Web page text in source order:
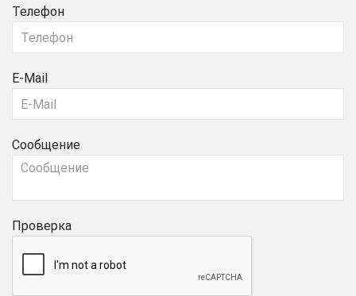
Телефон
E-Mail
Сообщение
Проверка